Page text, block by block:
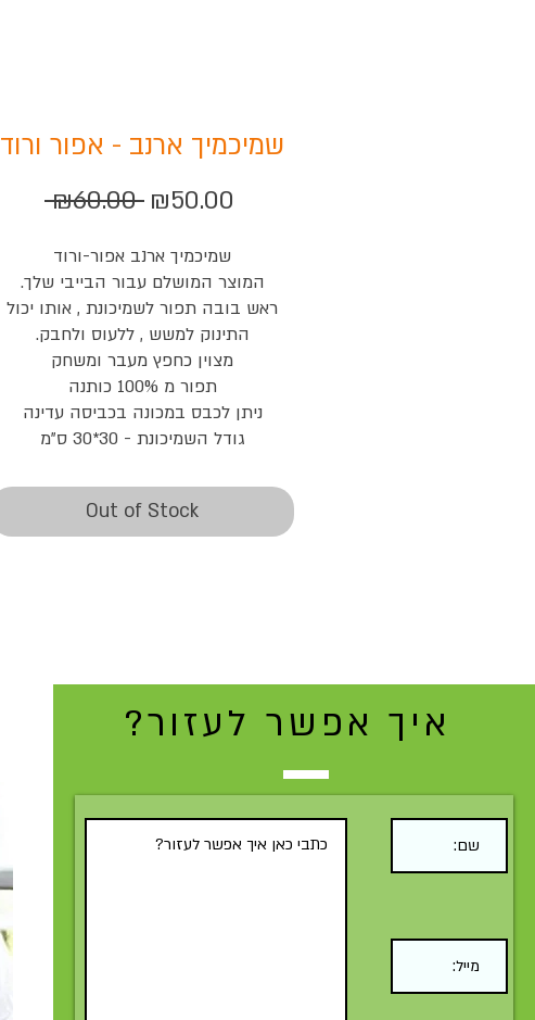
שמיכמיך ארנב - אפור ורוד
₪60.00 Regular
₪50.00
שמיכמיך ארנב אפור-ורוד
המוצר המושלם עבור הבייבי שלך.
ראש בובה תפור לשמיכונת , אותו יכול
התינוק למשש , ללעוס ולחבק.
מצוין כחפץ מעבר ומשחק
תפור מ 100% כותנה
ניתן לכבס במכונה בכביסה עדינה
גודל השמיכונת - 30*30 ס"מ
Out of Stock
Submit
איך אפשר לעזור?